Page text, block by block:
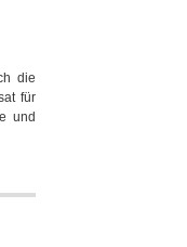
die
für
und